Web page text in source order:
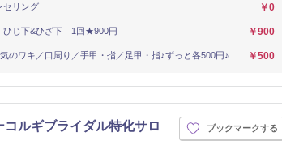
セリング ￥0
ひじ下&ひざ下 1回★900円 ￥900
気のワキ／口周り／手甲・指／足甲・指♪ずっと各500円♪ ￥500
ルギブライダル特化サロ
ブックマークする